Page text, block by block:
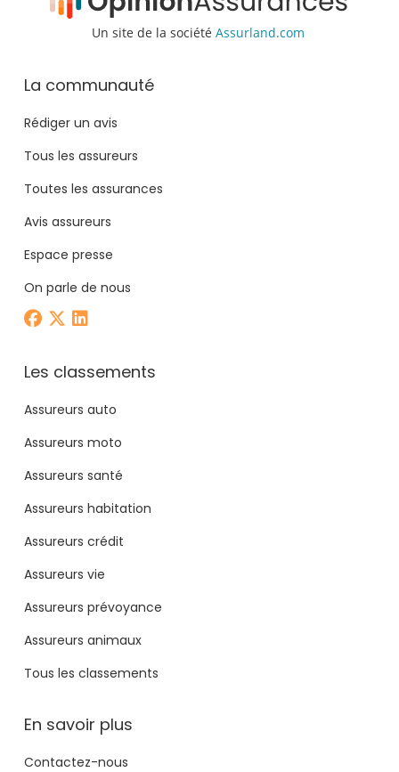
Un site de la société Assurland.com
La communauté
Rédiger un avis
Tous les assureurs
Toutes les assurances
Avis assureurs
Espace presse
On parle de nous
Les classements
Assureurs auto
Assureurs moto
Assureurs santé
Assureurs habitation
Assureurs crédit
Assureurs vie
Assureurs prévoyance
Assureurs animaux
Tous les classements
En savoir plus
Contactez-nous